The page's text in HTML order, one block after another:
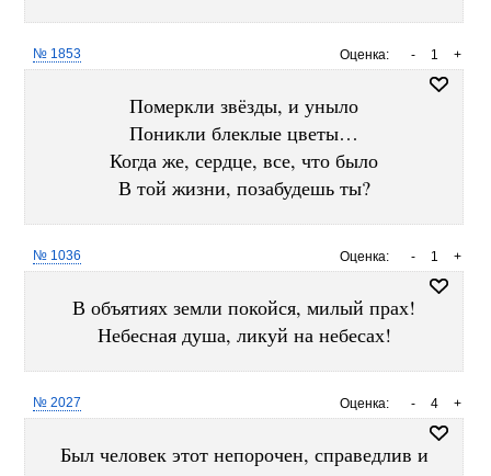
Оценка: +
1
-
№ 1853
Померкли звёзды, и уныло
Поникли блеклые цветы…
Когда же, сердце, все, что было
В той жизни, позабудешь ты?
Оценка: +
1
-
№ 1036
В объятиях земли покойся, милый прах!
Небесная душа, ликуй на небесах!
Оценка: +
4
-
№ 2027
Был человек этот непорочен, справедлив и